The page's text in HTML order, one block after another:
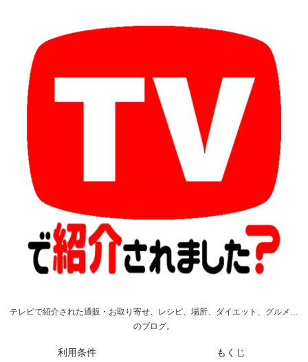
テレビで紹介された通販・お取り寄せ、レシピ、場所、ダイエット、グルメ…
のブログ。
利用条件 もくじ